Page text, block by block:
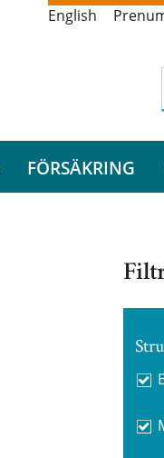
English
FÖRSÄKRING